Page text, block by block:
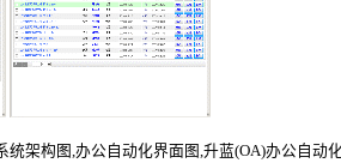
统架构图,办公自动化界面图,升蓝(OA)办公自动